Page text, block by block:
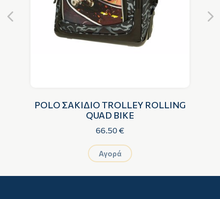
POLO ΣΑΚΙΔΙΟ TROLLEY ROLLING
QUAD BIKE
66.50 €
Αγορά